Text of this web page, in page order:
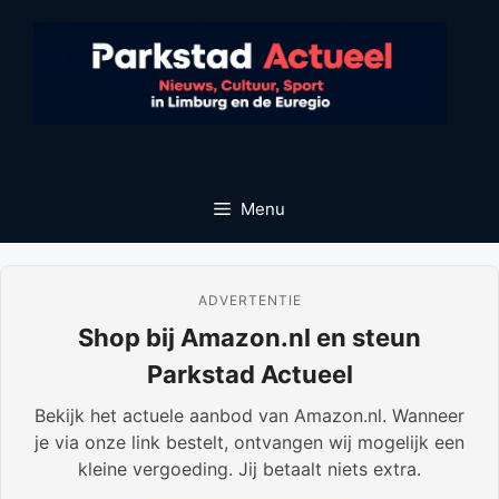
Menu
ADVERTENTIE
Shop bij Amazon.nl en steun
Parkstad Actueel
Bekijk het actuele aanbod van Amazon.nl. Wanneer
je via onze link bestelt, ontvangen wij mogelijk een
kleine vergoeding. Jij betaalt niets extra.